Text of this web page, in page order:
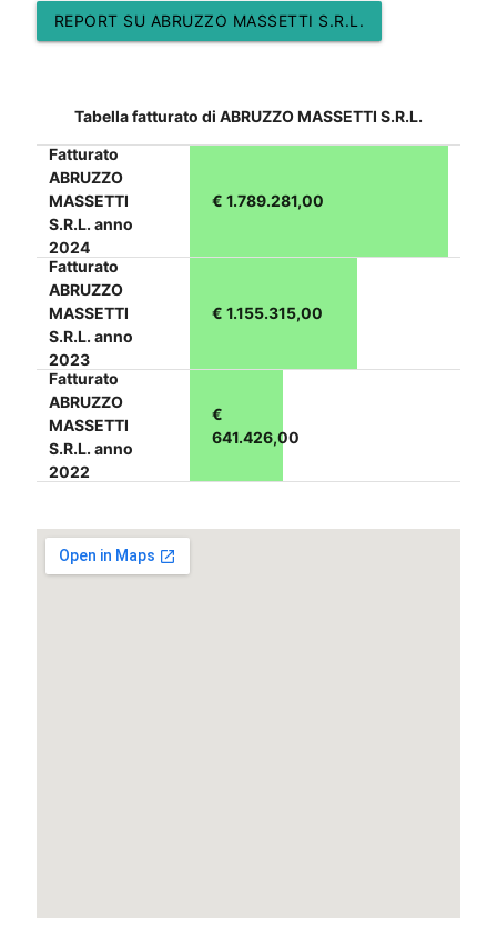
REPORT SU ABRUZZO MASSETTI S.R.L.
Tabella fatturato di ABRUZZO MASSETTI S.R.L.
Fatturato
ABRUZZO
MASSETTI
S.R.L. anno
2024
€ 1.789.281,00
Fatturato
ABRUZZO
MASSETTI
S.R.L. anno
2023
€ 1.155.315,00
Fatturato
ABRUZZO
MASSETTI
S.R.L. anno
2022
€
641.426,00